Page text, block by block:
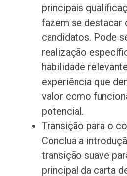
principais
fazem se destacar
candidatos. Pode
realização
habilidade
experiência que
valor como
potencial.
Transição para o
Conclua a
transição suave
principal da carta